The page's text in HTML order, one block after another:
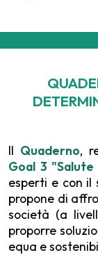
Il Quaderno,
Goal 3
esperti e con
propone di
società (a
proporre
equa e